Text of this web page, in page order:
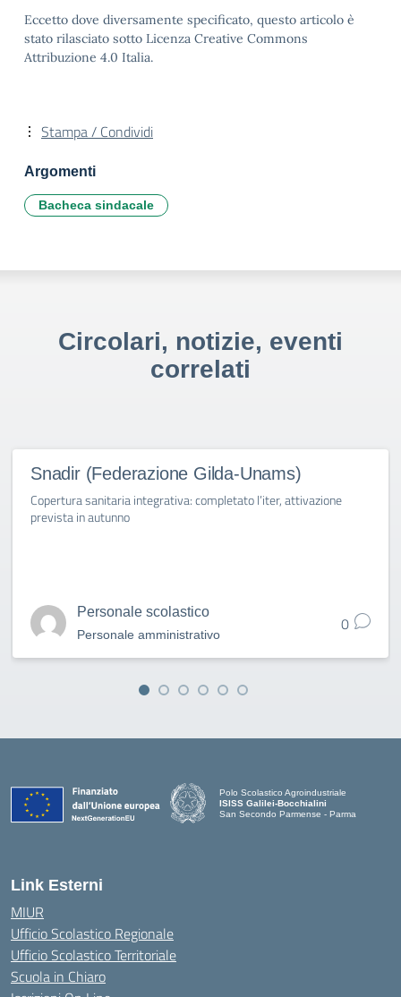
Eccetto dove diversamente specificato, questo articolo è
stato rilasciato sotto Licenza Creative Commons
Attribuzione 4.0 Italia.
Stampa / Condividi
Argomenti
Bacheca sindacale
Circolari, notizie, eventi
correlati
Snadir (Federazione Gilda-Unams)
Copertura sanitaria integrativa: completato l’iter, attivazione
prevista in autunno
Personale scolastico
Personale amministrativo 0
Polo Scolastico Agroindustriale
ISISS Galilei-Bocchialini
San Secondo Parmense - Parma
Link Esterni
MIUR
Ufficio Scolastico Regionale
Ufficio Scolastico Territoriale
Scuola in Chiaro